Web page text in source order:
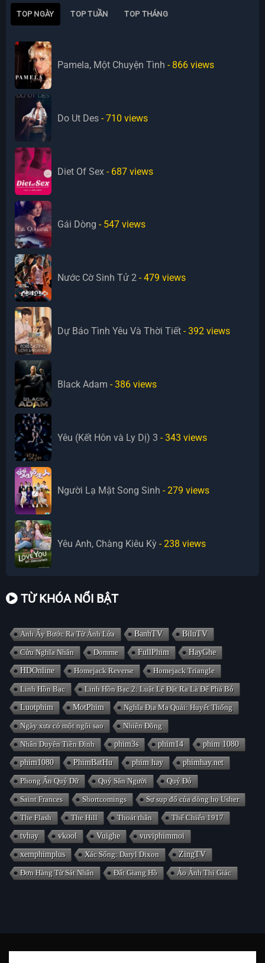
TOP NGÀY TOP TUẦN TOP THÁNG
Pamela, Một Chuyện Tình - 866 views
Do Ut Des - 710 views
Diet Of Sex - 687 views
Gái Dòng - 547 views
Nước Cờ Sinh Tử 2 - 479 views
Dự Báo Tình Yêu Và Thời Tiết - 392 views
Black Adam - 386 views
Yêu (Kết Hôn và Ly Dị) 3 - 343 views
Người Lạ Mặt Song Sinh - 279 views
Yêu Anh, Chàng Kiêu Kỳ - 238 views
TỪ KHÓA NỔI BẬT
Anh Ấy Bước Ra Từ Ánh Lửa BanhTV BiluTV
Cửu Nghĩa Nhân Domme FullPhim HayGhe
HDOnline Homejack Reverse Homejack Triangle
Linh Hồn Bạc Linh Hồn Bạc 2: Luật Lệ Đặt Ra Là Để Phá Bỏ
Luotphim MotPhim Nghĩa Địa Ma Quái: Huyết Thống
Ngày xưa có một ngôi sao Nhiên Đông
Nhân Duyên Tiền Đình phim3s phim14 phim 1080
phim1080 PhimBatHu phim hay phimhay.net
Phong Ấn Quỷ Dữ Quỷ Săn Người Quỷ Đỏ
Saint Frances Shortcomings Sự sụp đổ của dòng họ Usher
The Flash The Hill Thoát thân Thế Chiến 1917
tvhay vkool Vuighe vuviphimmoi
xemphimplus Xác Sống: Daryl Dixon ZingTV
Đơn Hàng Từ Sát Nhân Đất Giang Hồ Ảo Ảnh Thị Giác